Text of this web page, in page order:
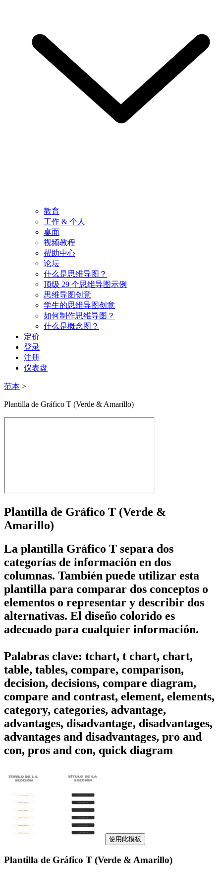
教育
工作 & 个人
桌面
视频教程
帮助中心
论坛
什么是思维导图？
顶级 29 个思维导图示例
思维导图创意
学生的思维导图创意
如何制作思维导图？
什么是概念图？
定价
登录
注册
仪表盘
范本 >
Plantilla de Gráfico T (Verde & Amarillo)
Plantilla de Gráfico T (Verde &
Amarillo)
La plantilla Gráfico T separa dos
categorías de información en dos
columnas. También puede utilizar esta
plantilla para comparar dos conceptos o
elementos o representar y describir dos
alternativas. El diseño colorido es
adecuado para cualquier información.
Palabras clave: tchart, t chart, chart,
table, tables, compare, comparison,
decision, decisions, compare diagram,
compare and contrast, element, elements,
category, categories, advantage,
advantages, disadvantage, disadvantages,
advantages and disadvantages, pro and
con, pros and con, quick diagram
使用此模板
Plantilla de Gráfico T (Verde & Amarillo)